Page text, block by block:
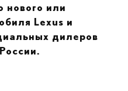
нового или
Lexus и
дилеров